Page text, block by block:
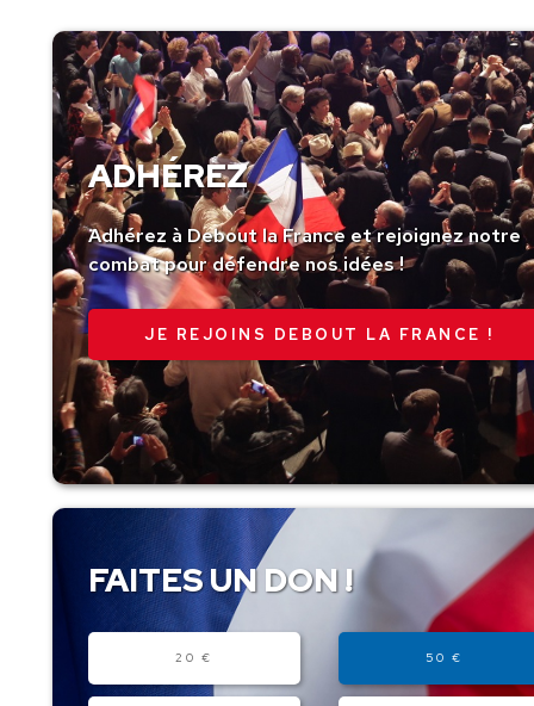
ADHÉREZ
Adhérez à Debout la France et rejoignez notre
combat pour défendre nos idées !
JE REJOINS DEBOUT LA FRANCE !
FAITES UN DON !
20 € 50 €